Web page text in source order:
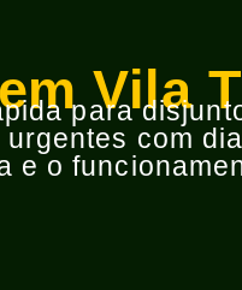
Vila
para
com
e o